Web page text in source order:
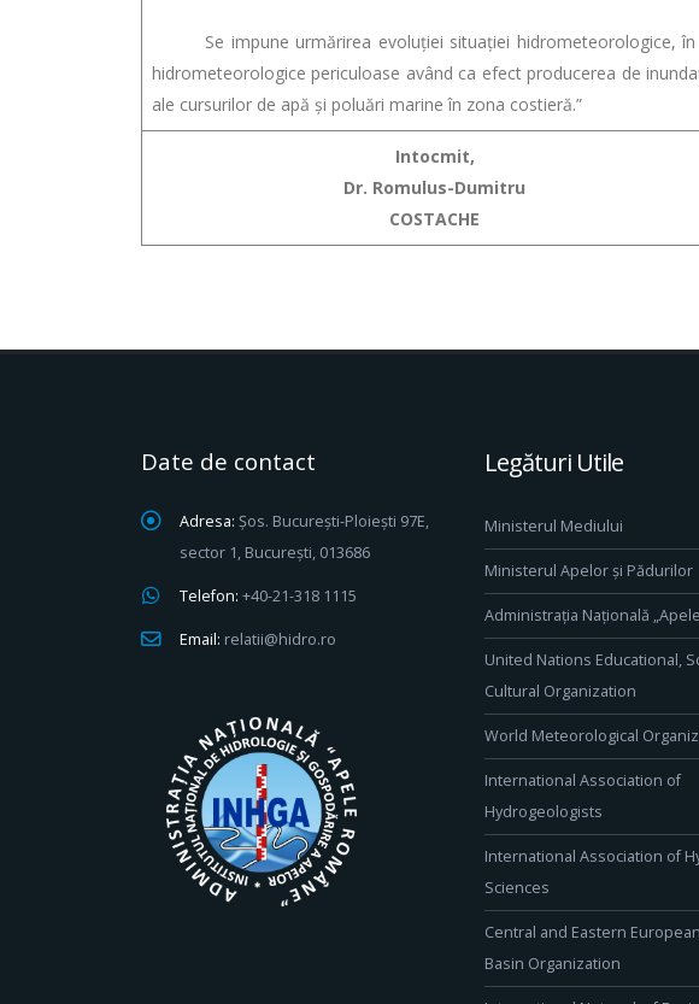
Se impune urmărirea evoluției situației hidrometeorologice, în
hidrometeorologice periculoase având ca efect producerea de
ale cursurilor de apă și poluări marine în zona costieră.”
Intocmit,
Dr. Romulus-Dumitru
COSTACHE
Date de contact
Adresa: Șos. București-Ploiești 97E,
sector 1, București, 013686
Telefon: +40-21-318 1115
Email: relatii@hidro.ro
Legături Utile
Ministerul Mediului
Ministerul Apelor și Pădurilor
Administrația Națională
United Nations Educational,
Cultural Organization
World Meteorological
International Association of
Hydrogeologists
International Association of
Sciences
Central and Eastern
Basin Organization